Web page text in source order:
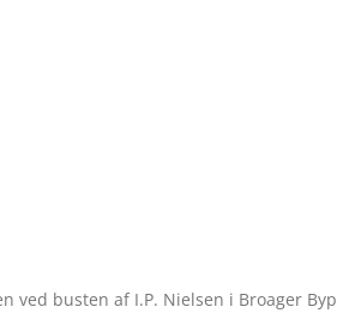
ved busten af I.P. Nielsen i Broager